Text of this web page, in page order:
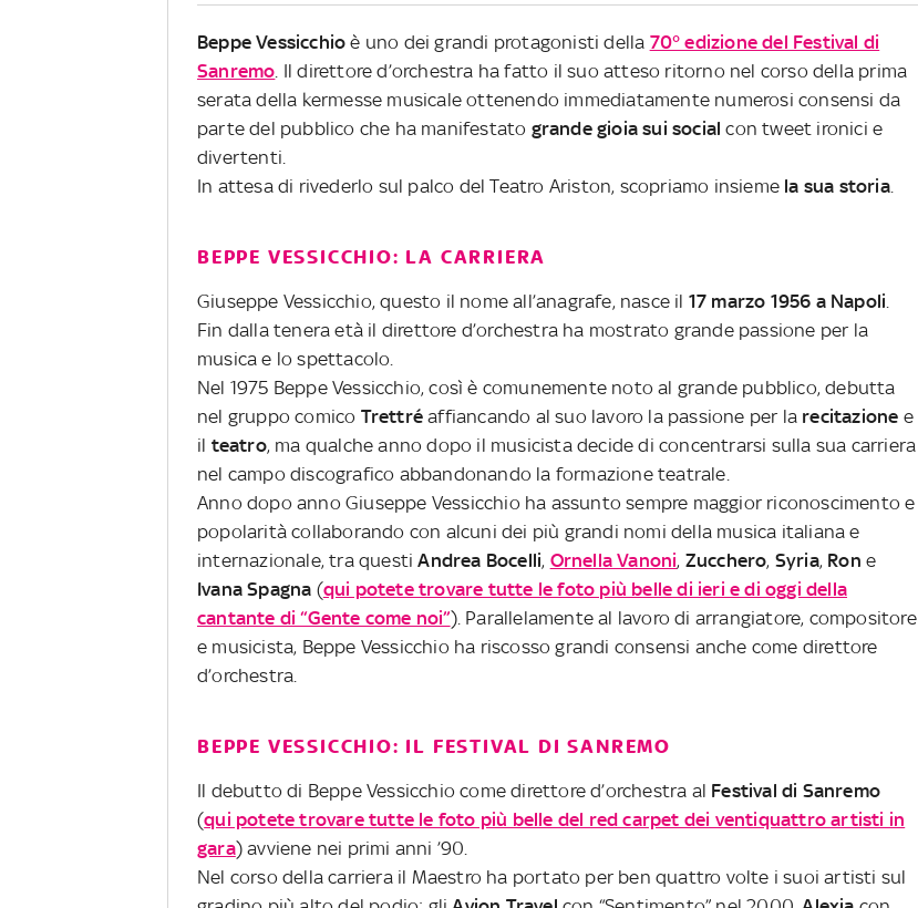
Beppe Vessicchio è uno dei grandi protagonisti della 70° edizione del Festival di
Sanremo . Il direttore d’orchestra ha fatto il suo atteso ritorno nel corso della prima
serata della kermesse musicale ottenendo immediatamente numerosi consensi da
parte del pubblico che ha manifestato grande gioia sui socialcon tweet ironici e
divertenti.
In attesa di rivederlo sul palco del Teatro Ariston, scopriamo insieme la sua storia.
BEPPE VESSICCHIO: LA CARRIERA
Giuseppe Vessicchio, questo il nome all’anagrafe, nasce il 17 marzo 1956 a Napoli
Fin dalla tenera età il direttore d’orchestra ha mostrato grande passione per la
musica e lo spettacolo.
Nel 1975 Beppe Vessicchio, così è comunemente noto al grande pubblico, debutta
nel gruppo comico Trettré affiancando al suo lavoro la passione per la recitazione e
il teatro, ma qualche anno dopo il musicista decide di concentrarsi sulla sua carriera
nel campo discografico abbandonando la formazione teatrale.
Anno dopo anno Giuseppe Vessicchio ha assunto sempre maggior riconoscimento e
popolarità collaborando con alcuni dei più grandi nomi della musica italiana e
internazionale, tra questiAndrea Bocelli, Ornella Vanoni, Zucchero, Syria, Ron e
Ivana Spagna (qui potete trovare tutte le foto più belle di ieri e di oggi della
cantante di “Gente come noi”). Parallelamente al lavoro di arrangiatore, compositore
e musicista, Beppe Vessicchio ha riscosso grandi consensi anche come direttore
d’orchestra.
BEPPE VESSICCHIO: IL FESTIVAL DI SANREMO
Il debutto di Beppe Vessicchio come direttore d’orchestra al Festival di Sanremo
(qui potete trovare tutte le foto più belle del red carpet dei ventiquattro artisti in
gara) avviene nei primi anni ’90.
Nel corso della carriera il Maestro ha portato per ben quattro volte i suoi artisti sul